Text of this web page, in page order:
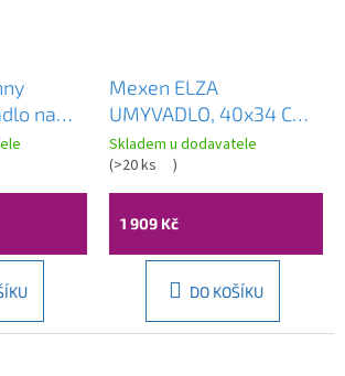
na
REA-
Mexen ELZA
UMYVADLO, 40x34 CM,
ČERNÁ MATT, 21014085
Skladem u dodavatele
(>20 ks )
1 909 Kč
DO KOŠÍKU